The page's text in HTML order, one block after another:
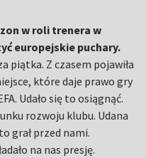
w roli trenera w
europejskie puchary.
piątka. Z czasem pojawiła
które daje prawo gry
Udało się to osiągnąć.
rozwoju klubu. Udana
grał przed nami.
na nas presję.